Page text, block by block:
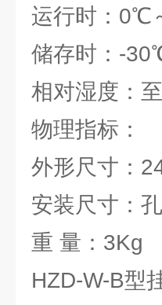
运行时：0℃
储存时：-
相对湿度：
物理指标：
外形尺寸：
安装尺寸：
重 量：3Kg
HZD-W-B型